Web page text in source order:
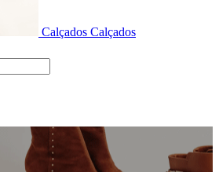
Calçados Calçados